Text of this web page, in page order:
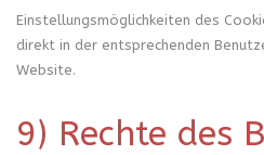
Einstellungsmöglichkeiten des
direkt in der entsprechenden
Website.
9) Rechte des